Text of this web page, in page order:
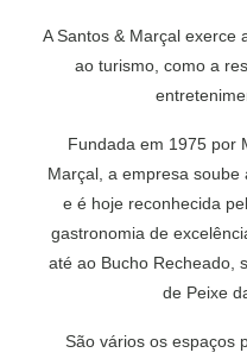
A Santos & Marçal exerce
ao turismo, como a
Fundada em 1975 por
Marçal, a empresa
e é hoje reconhecida
gastronomia de
até ao Bucho Recheado,
de Peixe
São vários os espaços